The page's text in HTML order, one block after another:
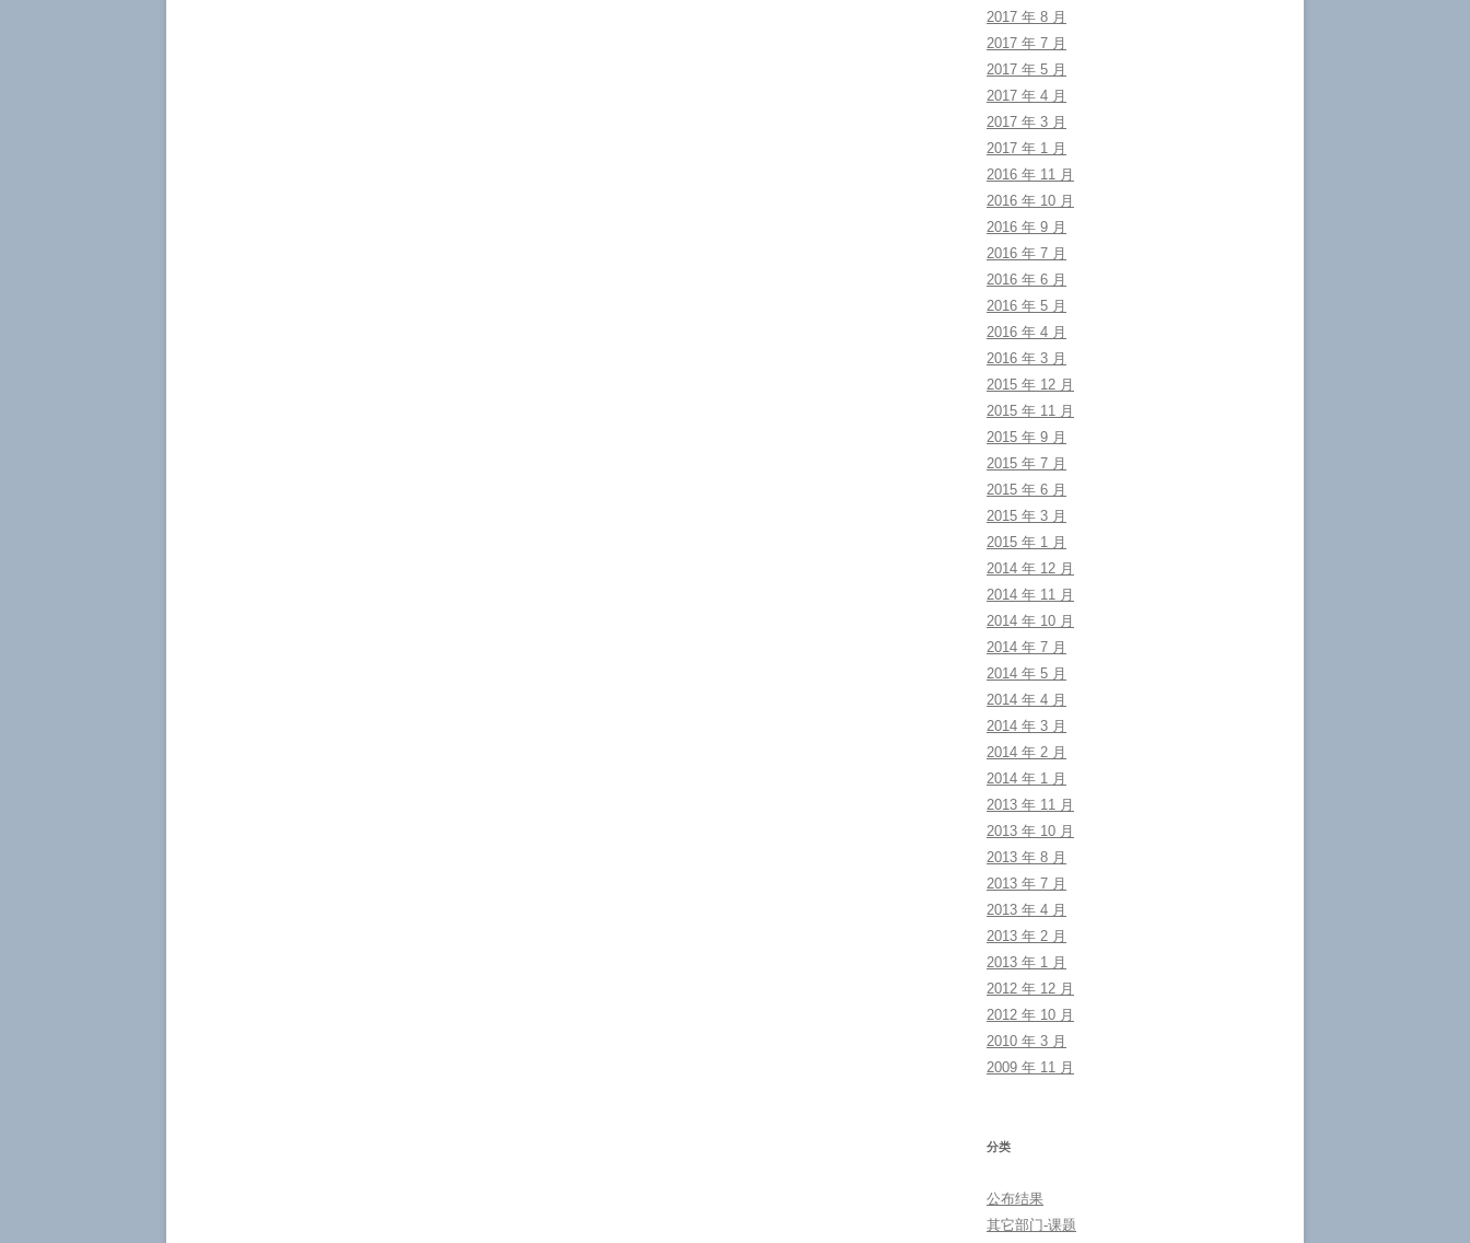
2017 年 8 月
2017 年 7 月
2017 年 5 月
2017 年 4 月
2017 年 3 月
2017 年 1 月
2016 年 11 月
2016 年 10 月
2016 年 9 月
2016 年 7 月
2016 年 6 月
2016 年 5 月
2016 年 4 月
2016 年 3 月
2015 年 12 月
2015 年 11 月
2015 年 9 月
2015 年 7 月
2015 年 6 月
2015 年 3 月
2015 年 1 月
2014 年 12 月
2014 年 11 月
2014 年 10 月
2014 年 7 月
2014 年 5 月
2014 年 4 月
2014 年 3 月
2014 年 2 月
2014 年 1 月
2013 年 11 月
2013 年 10 月
2013 年 8 月
2013 年 7 月
2013 年 4 月
2013 年 2 月
2013 年 1 月
2012 年 12 月
2012 年 10 月
2010 年 3 月
2009 年 11 月
分类
公布结果
其它部门-课题